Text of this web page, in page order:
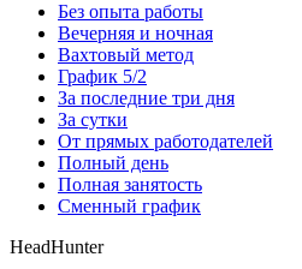
Без опыта работы
Вечерняя и ночная
Вахтовый метод
График 5/2
За последние три дня
За сутки
От прямых работодателей
Полный день
Полная занятость
Сменный график
HeadHunter